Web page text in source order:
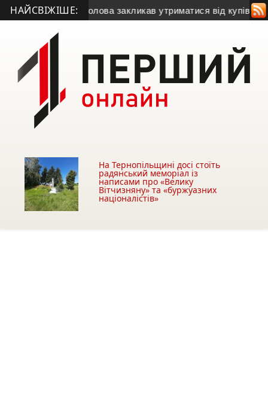
НАЙСВІЖІШЕ:
• Міський голова закликав утриматися від купівлі
На Тернопільщині досі стоїть
радянський меморіал із
написами про «Велику
Вітчизняну» та «буржуазних
націоналістів»